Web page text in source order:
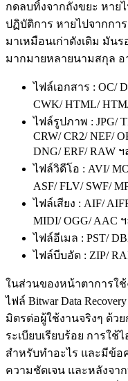
กดลบทิ้งจากถังขยะ หาย
ปฏิบัติการ หายไปจากก
มาเหมือนเก่าดังเดิม มันร
มากมายหลายนามสกุล อ
ไฟล์เอกสาร : OC/
CWK/ HTML/
ไฟล์รูปภาพ : JPG/
CRW/ CR2/ NEF/
DNG/ ERF/ RAW ฯ
ไฟล์วิดีโอ : AVI/
ASF/ FLV/ SWF/
ไฟล์เสียง : AIF/
MIDI/ OGG/ AAC
ไฟล์อีเมล : PST/
ไฟล์บีบอัด : ZIP/
ในส่วนของหน้าตาการใช้
ไฟล์ Bitwar Data
มิตรต่อผู้ใช้งานจริงๆ ด้ว
ระเบียบเรียบร้อย การใ
สำหรับทำอะไร และมีข้
ความชัดเจน และหลังจา